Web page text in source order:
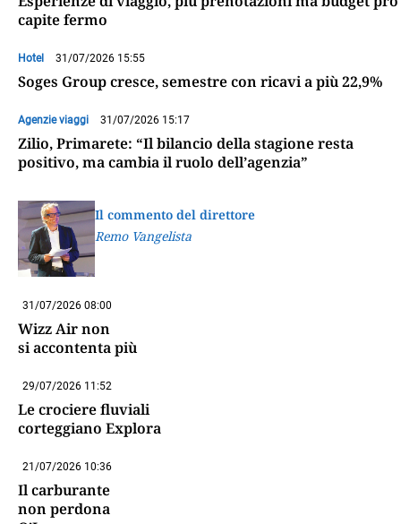
capite fermo
Hotel 31/07/2026 15:55
Soges Group cresce, semestre con ricavi a più 22,9%
Agenzie viaggi 31/07/2026 15:17
Zilio, Primarete: “Il bilancio della stagione resta
positivo, ma cambia il ruolo dell’agenzia”
Il commento del direttore
Remo Vangelista
31/07/2026 08:00
Wizz Air non
si accontenta più
29/07/2026 11:52
Le crociere fluviali
corteggiano Explora
21/07/2026 10:36
Il carburante
non perdona